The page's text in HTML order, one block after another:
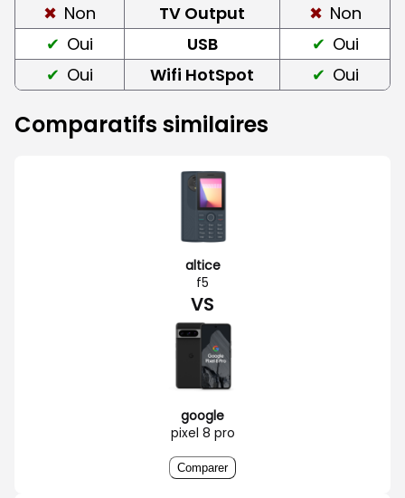
Non
TV Output
Non
Oui
USB
Oui
Oui
Wifi HotSpot Oui
Comparatifs similaires
altice
f5
VS
google
pixel 8 pro
Comparer